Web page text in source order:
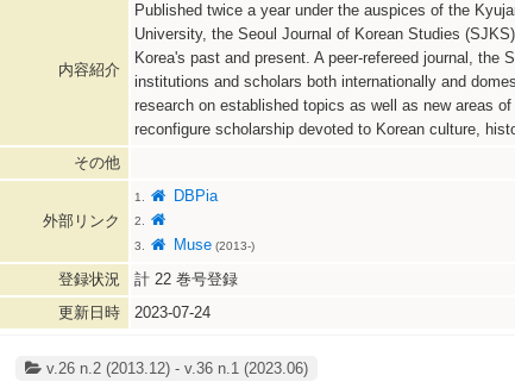
内容紹介
Published twice a year under the auspices of the
University, the Seoul Journal of Korean Studies
Korea's past and present. A peer-refereed journal, the
institutions and scholars both internationally and
research on established topics as well as new areas
reconfigure scholarship devoted to Korean culture,
その他
外部リンク
1. DBPia
2.
3.
Muse(2013-)
登録状況 計 22巻号登録
更新日時
2023-07-24
v.26 n.2 (2013.12) - v.36 n.1 (2023.06)